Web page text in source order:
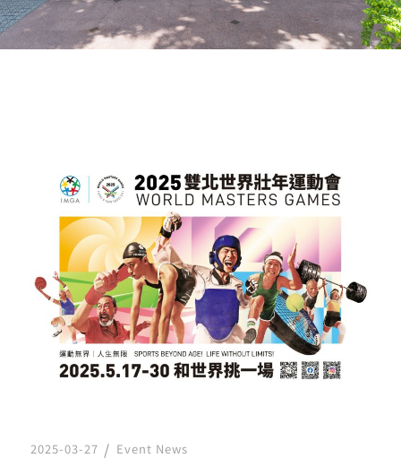
2025-03-27 Event News